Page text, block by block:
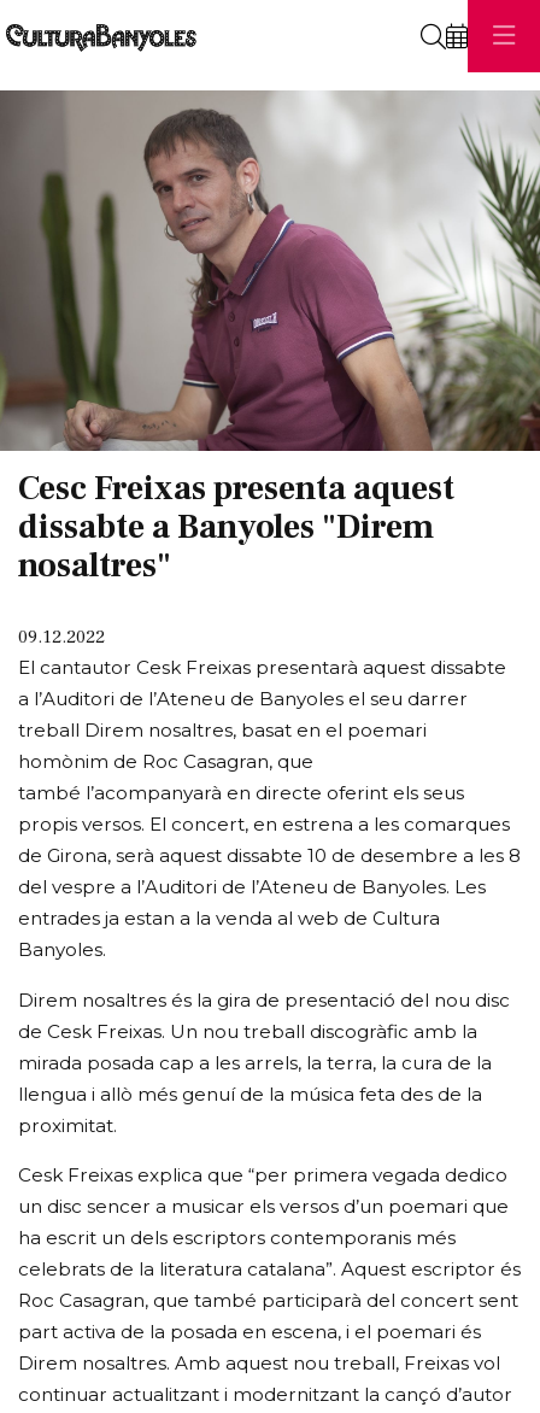
Cesc Freixas presenta aquest
dissabte a Banyoles "Direm
nosaltres"
09.12.2022
El cantautor Cesk Freixas presentarà aquest dissabte
a l’Auditori de l’Ateneu de Banyoles el seu darrer
treball Direm nosaltres, basat en el poemari
homònim de Roc Casagran, que
també l’acompanyarà en directe oferint els seus
propis versos. El concert, en estrena a les comarques
de Girona, serà aquest dissabte 10 de desembre a les 8
del vespre a l’Auditori de l’Ateneu de Banyoles. Les
entrades ja estan a la venda al web de Cultura
Banyoles.
Direm nosaltres és la gira de presentació del nou disc
de Cesk Freixas. Un nou treball discogràfic amb la
mirada posada cap a les arrels, la terra, la cura de la
llengua i allò més genuí de la música feta des de la
proximitat.
Cesk Freixas explica que “per primera vegada dedico
un disc sencer a musicar els versos d’un poemari que
ha escrit un dels escriptors contemporanis més
celebrats de la literatura catalana”. Aquest escriptor és
Roc Casagran, que també participarà del concert sent
part activa de la posada en escena, i el poemari és
Direm nosaltres. Amb aquest nou treball, Freixas vol
continuar actualitzant i modernitzant la cançó d’autor